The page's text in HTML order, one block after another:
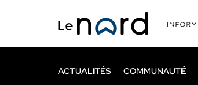
principal
ACTUALITÉS COMMUNAUTÉ